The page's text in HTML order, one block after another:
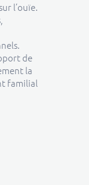
l’ouïe.
de
la
familial